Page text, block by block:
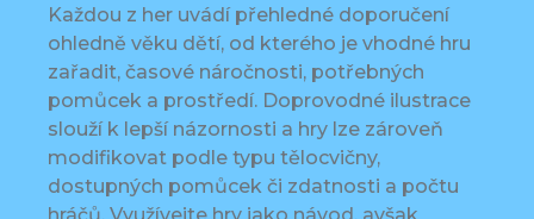
Každou z her uvádí přehledné doporučení
ohledně věku dětí, od kterého je vhodné hru
zařadit, časové náročnosti, potřebných
pomůcek a prostředí. Doprovodné ilustrace
slouží k lepší názornosti a hry lze zároveň
modifikovat podle typu tělocvičny,
dostupných pomůcek či zdatnosti a počtu